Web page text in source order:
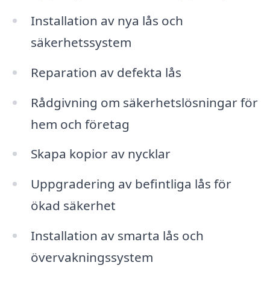
Installation av nya lås och
säkerhetssystem
Reparation av defekta lås
Rådgivning om säkerhetslösningar för
hem och företag
Skapa kopior av nycklar
Uppgradering av befintliga lås för
ökad säkerhet
Installation av smarta lås och
övervakningssystem